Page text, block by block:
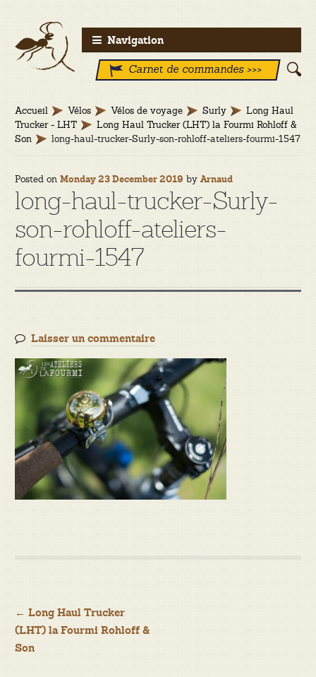
Aller
à
Aller
au
contenu
Navigation
Carnet de commandes >>>
Accueil Vélos Vélos de voyage Surly
Long Haul
Trucker - LHT
Long Haul Trucker (LHT) la Fourmi Rohloff &
Son
long-haul-trucker-Surly-son-rohloff-ateliers-fourmi-1547
Posted on Monday 23 December 2019 by Arnaud
long-haul-trucker-Surly-
son-rohloff-ateliers-
fourmi-1547
Laisser un commentaire
Navigation
de
← Long Haul Trucker
(LHT) la Fourmi Rohloff &
Son